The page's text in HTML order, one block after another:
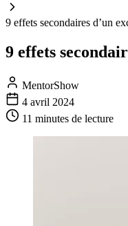
9 effets secondaires d’un
9 effets
MentorShow
4 avril 2024
11 minutes de lecture